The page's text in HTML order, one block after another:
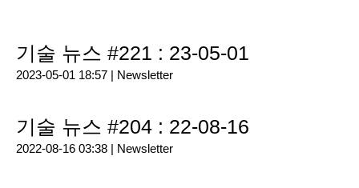
기술 뉴스 #221 : 23-05-01
2023-05-01 18:57 | Newsletter
기술 뉴스 #204 : 22-08-16
2022-08-16 03:38 | Newsletter